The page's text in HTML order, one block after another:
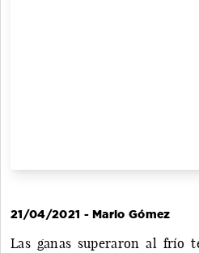
21/04/2021 - Mario Gómez
Las ganas superaron al frío